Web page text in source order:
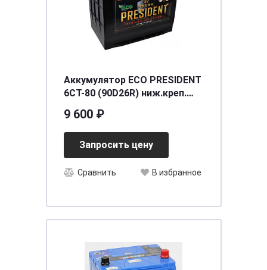
Аккумулятор ECO PRESIDENT
6СТ-80 (90D26R) ниж.креп.
9 600 ₽
Запросить цену
Сравнить В избранное